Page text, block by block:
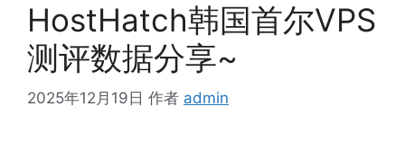
HostHatch韩国首尔VPS
测评数据分享~
2025年12月19日 作者 admin